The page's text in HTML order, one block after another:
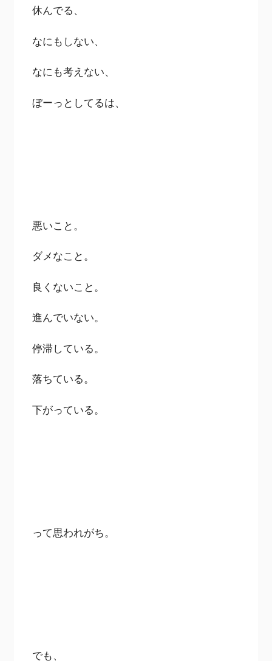
休んでる、
なにもしない、
なにも考えない、
ぼーっとしてるは、
悪いこと。
ダメなこと。
良くないこと。
進んでいない。
停滞している。
落ちている。
下がっている。
って思われがち。
でも、